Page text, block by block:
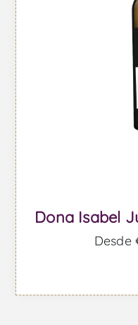
Dona Isabel
Desde